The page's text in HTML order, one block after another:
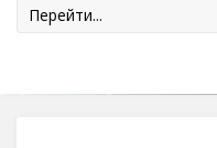
Перейти...